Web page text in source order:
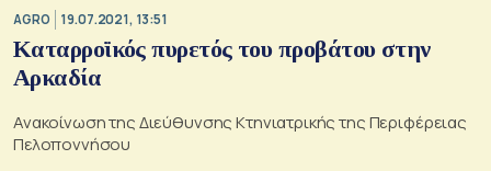
AGRO 19.07.2021, 13:51
Καταρροϊκός πυρετός του προβάτου στην
Αρκαδία
Ανακοίνωση της Διεύθυνσης Κτηνιατρικής της Περιφέρειας
Πελοποννήσου